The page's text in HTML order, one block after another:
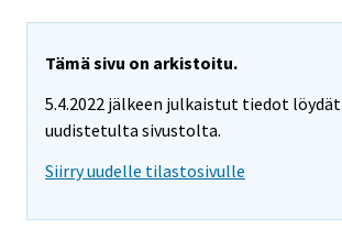
Tämä sivu on arkistoitu.
5.4.2022 jälkeen julkaistut tiedot löydät
uudistetulta sivustolta.
Siirry uudelle tilastosivulle